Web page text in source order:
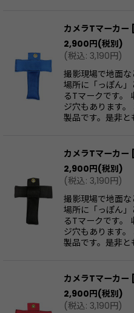
カメラTマーカー [
2,900円(税別)
(税込: 3,190円)
撮影現場で地面
場所に「っぽん
るTマークです。
ジ穴もあります
製品です。是非
カメラTマーカー [
2,900円(税別)
(税込: 3,190円)
撮影現場で地面
場所に「っぽん
るTマークです。
ジ穴もあります
製品です。是非
カメラTマーカー [
2,900円(税別)
(税込: 3,190円)